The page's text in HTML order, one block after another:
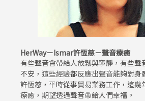
HerWay－Ismar許恆慈－聲音療癒
有些聲音會帶給人放鬆與寧靜，有些聲
不安，這些經驗都反應出聲音能夠對
許恆慈，平時從事貿易業務工作，這幾
療癒，期望透過聲音帶給人們幸福。